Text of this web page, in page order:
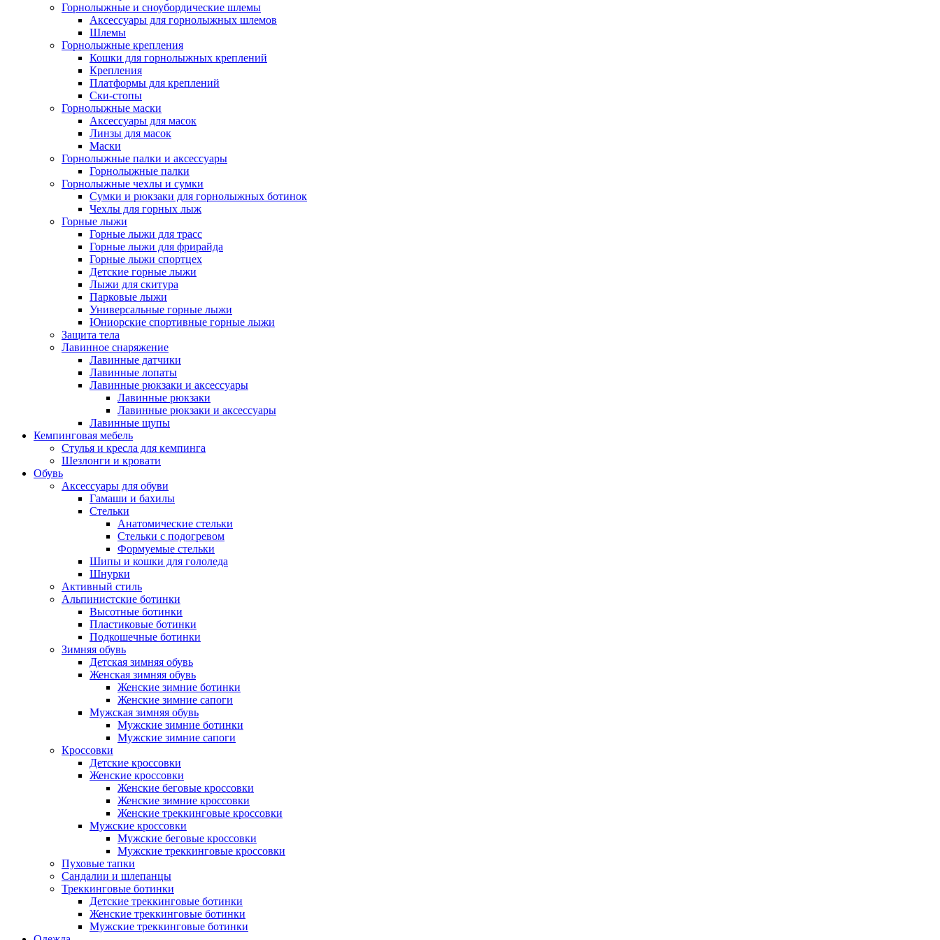
Горнолыжные и сноубордические шлемы
Аксессуары для горнолыжных шлемов
Шлемы
Горнолыжные крепления
Кошки для горнолыжных креплений
Крепления
Платформы для креплений
Ски-стопы
Горнолыжные маски
Аксессуары для масок
Линзы для масок
Маски
Горнолыжные палки и аксессуары
Горнолыжные палки
Горнолыжные чехлы и сумки
Сумки и рюкзаки для горнолыжных ботинок
Чехлы для горных лыж
Горные лыжи
Горные лыжи для трасс
Горные лыжи для фрирайда
Горные лыжи спортцех
Детские горные лыжи
Лыжи для скитура
Парковые лыжи
Универсальные горные лыжи
Юниорские спортивные горные лыжи
Защита тела
Лавинное снаряжение
Лавинные датчики
Лавинные лопаты
Лавинные рюкзаки и аксессуары
Лавинные рюкзаки
Лавинные рюкзаки и аксессуары
Лавинные щупы
Кемпинговая мебель
Стулья и кресла для кемпинга
Шезлонги и кровати
Обувь
Аксессуары для обуви
Гамаши и бахилы
Стельки
Анатомические стельки
Стельки с подогревом
Формуемые стельки
Шипы и кошки для гололеда
Шнурки
Активный стиль
Альпинистские ботинки
Высотные ботинки
Пластиковые ботинки
Подкошечные ботинки
Зимняя обувь
Детская зимняя обувь
Женская зимняя обувь
Женские зимние ботинки
Женские зимние сапоги
Мужская зимняя обувь
Мужские зимние ботинки
Мужские зимние сапоги
Кроссовки
Детские кроссовки
Женские кроссовки
Женские беговые кроссовки
Женские зимние кроссовки
Женские треккинговые кроссовки
Мужские кроссовки
Мужские беговые кроссовки
Мужские треккинговые кроссовки
Пуховые тапки
Сандалии и шлепанцы
Треккинговые ботинки
Детские треккинговые ботинки
Женские треккинговые ботинки
Мужские треккинговые ботинки